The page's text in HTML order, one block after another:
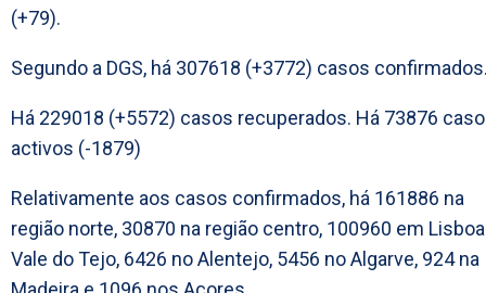
(+79).
Segundo a DGS, há 307618 (+3772) casos
Há 229018 (+5572) casos recuperados. Há 73876
activos (-1879)
Relativamente aos casos confirmados, há 161886 na
região norte, 30870 na região centro, 100960 em
Vale do Tejo, 6426 no Alentejo, 5456 no Algarve, 924 na